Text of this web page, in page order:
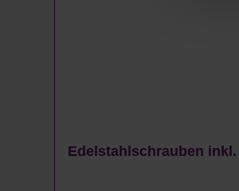
Edelstahlschrauben